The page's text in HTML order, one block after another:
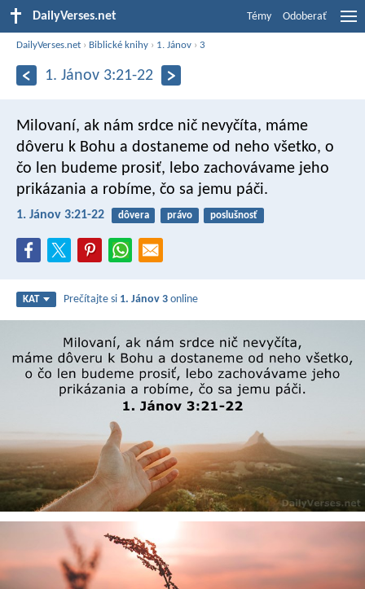
DailyVerses.net Témy Odoberať
DailyVerses.net › Biblické knihy › 1. Jánov ›3
1. Jánov 3:21-22
Milovaní, ak nám srdce nič nevyčíta, máme
dôveru k Bohu a dostaneme od neho všetko, o
čo len budeme prosiť, lebo zachovávame jeho
prikázania a robíme, čo sa jemu páči.
1. Jánov 3:21-22 dôvera právo poslušnosť
KAT Prečítajte si 1. Jánov 3 online